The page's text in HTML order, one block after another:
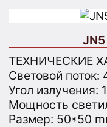
Вход через
ТЕХНИЧЕСКИЕ
Световой поток:
Угол излучения:
Мощность
Размер: 50*50